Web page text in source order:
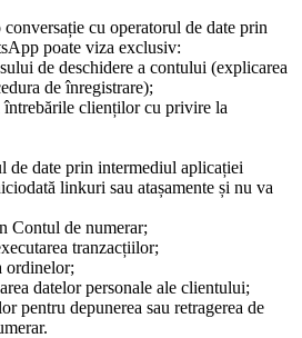
cu operatorul de date prin
poate viza exclusiv:
de deschidere a contului (explicarea
de înregistrare);
întrebările clienților cu privire la
de date prin intermediul aplicației
linkuri sau atașamente și nu va
Contul de numerar;
tranzacțiilor;
ordinelor;
datelor personale ale clientului;
pentru depunerea sau retragerea de